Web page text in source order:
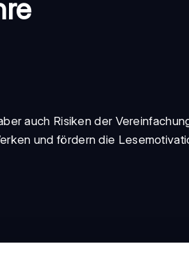
auch Risiken der
und fördern die